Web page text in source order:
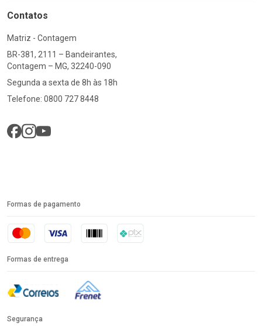
Contatos
Matriz - Contagem
BR-381, 2111 – Bandeirantes,
Contagem – MG, 32240-090
Segunda a sexta de 8h às 18h
Telefone: 0800 727 8448
Formas de pagamento
Formas de entrega
Segurança